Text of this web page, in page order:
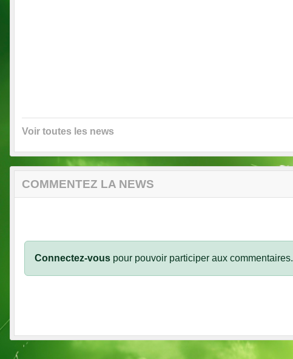
Voir toutes les news
COMMENTEZ LA NEWS
Connectez-vous pour pouvoir participer aux commentaires.